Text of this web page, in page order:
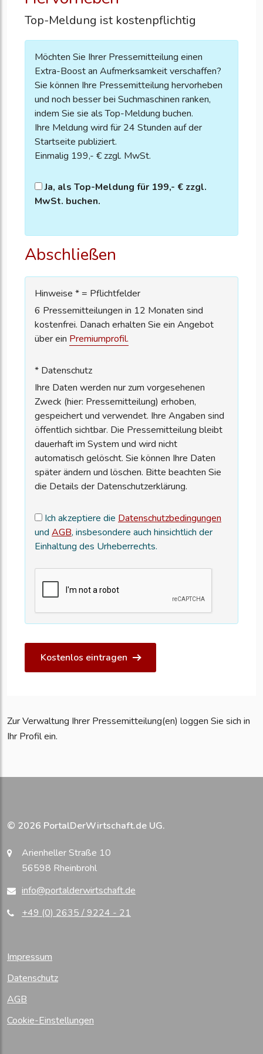
Top-Meldung ist kostenpflichtig
Möchten Sie Ihrer Pressemitteilung einen
Extra-Boost an Aufmerksamkeit verschaffen?
Sie können Ihre Pressemitteilung hervorheben
und noch besser bei Suchmaschinen ranken,
indem Sie sie als Top-Meldung buchen.
Ihre Meldung wird für 24 Stunden auf der
Startseite publiziert.
Einmalig 199,- € zzgl. MwSt.
Ja, als Top-Meldung für 199,- € zzgl.
MwSt. buchen.
Abschließen
Hinweise * = Pflichtfelder
6 Pressemitteilungen in 12 Monaten sind
kostenfrei. Danach erhalten Sie ein Angebot
über ein Premiumprofil.
* Datenschutz
Ihre Daten werden nur zum vorgesehenen
Zweck (hier: Pressemitteilung) erhoben,
gespeichert und verwendet. Ihre Angaben sind
öffentlich sichtbar. Die Pressemitteilung bleibt
dauerhaft im System und wird nicht
automatisch gelöscht. Sie können Ihre Daten
später ändern und löschen. Bitte beachten Sie
die Details der Datenschutzerklärung.
Ich akzeptiere die Datenschutzbedingungen
und AGB, insbesondere auch hinsichtlich der
Einhaltung des Urheberrechts.
Kostenlos eintragen
Zur Verwaltung Ihrer Pressemitteilung(en) loggen Sie sich in
Ihr Profil ein.
© 2026 PortalDerWirtschaft.de UG.
Arienheller Straße 10
56598 Rheinbrohl
info@portalderwirtschaft.de
+49 (0) 2635 / 9224 - 21
Impressum
Datenschutz
AGB
Cookie-Einstellungen